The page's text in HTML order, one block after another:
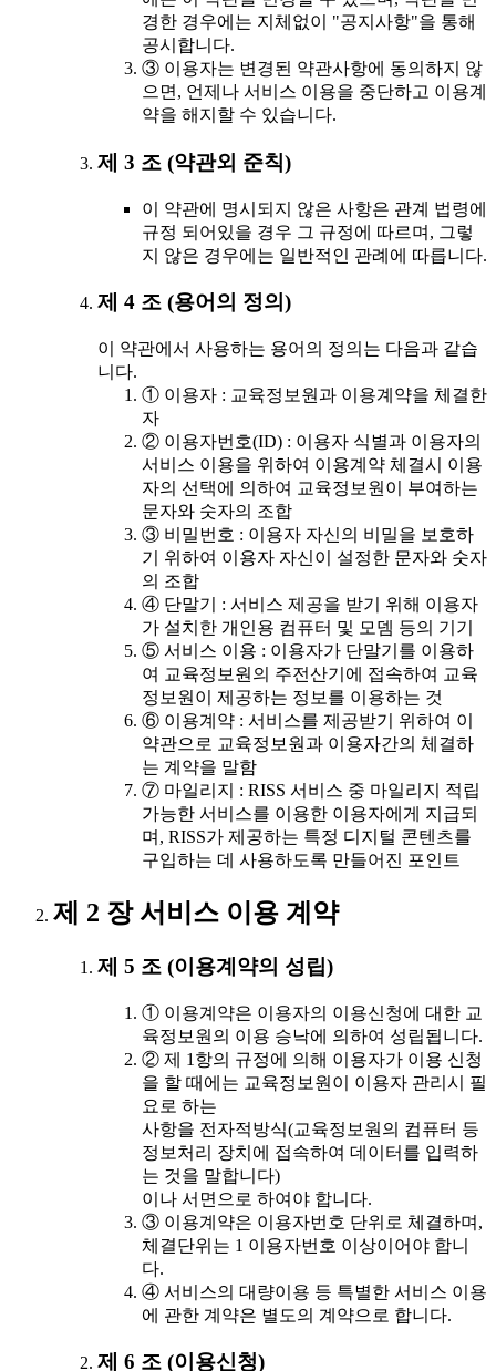
경한 경우에는 지체없이 "공지사항"을 통해
공시합니다.
③ 이용자는 변경된 약관사항에 동의하지 않
으면, 언제나 서비스 이용을 중단하고 이용계
약을 해지할 수 있습니다.
제 3 조 (약관외 준칙)
이 약관에 명시되지 않은 사항은 관계 법령에
규정 되어있을 경우 그 규정에 따르며, 그렇
지 않은 경우에는 일반적인 관례에 따릅니다.
제 4 조 (용어의 정의)
이 약관에서 사용하는 용어의 정의는 다음과 같습
니다.
① 이용자 : 교육정보원과 이용계약을 체결한
자
② 이용자번호(ID) : 이용자 식별과 이용자의
서비스 이용을 위하여 이용계약 체결시 이용
자의 선택에 의하여 교육정보원이 부여하는
문자와 숫자의 조합
③ 비밀번호 : 이용자 자신의 비밀을 보호하
기 위하여 이용자 자신이 설정한 문자와 숫자
의 조합
④ 단말기 : 서비스 제공을 받기 위해 이용자
가 설치한 개인용 컴퓨터 및 모뎀 등의 기기
⑤ 서비스 이용 : 이용자가 단말기를 이용하
여 교육정보원의 주전산기에 접속하여 교육
정보원이 제공하는 정보를 이용하는 것
⑥ 이용계약 : 서비스를 제공받기 위하여 이
약관으로 교육정보원과 이용자간의 체결하
는 계약을 말함
⑦ 마일리지 : RISS 서비스 중 마일리지 적립
가능한 서비스를 이용한 이용자에게 지급되
며, RISS가 제공하는 특정 디지털 콘텐츠를
구입하는 데 사용하도록 만들어진 포인트
제 2 장 서비스 이용 계약
제 5 조 (이용계약의 성립)
① 이용계약은 이용자의 이용신청에 대한 교
육정보원의 이용 승낙에 의하여 성립됩니다.
② 제 1항의 규정에 의해 이용자가 이용 신청
을 할 때에는 교육정보원이 이용자 관리시 필
요로 하는
사항을 전자적방식(교육정보원의 컴퓨터 등
정보처리 장치에 접속하여 데이터를 입력하
는 것을 말합니다)
이나 서면으로 하여야 합니다.
③ 이용계약은 이용자번호 단위로 체결하며,
체결단위는 1 이용자번호 이상이어야 합니
다.
④ 서비스의 대량이용 등 특별한 서비스 이용
에 관한 계약은 별도의 계약으로 합니다.
제 6 조 (이용신청)